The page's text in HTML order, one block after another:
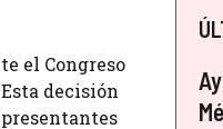
el Congreso
decisión